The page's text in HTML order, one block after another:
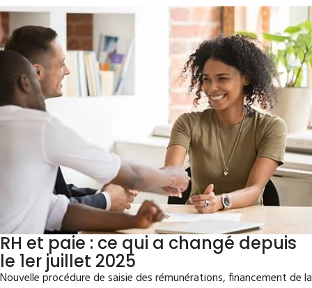
RH et paie : ce qui a changé depuis
le 1er juillet 2025
Nouvelle procédure de saisie des rémunérations, financement de la